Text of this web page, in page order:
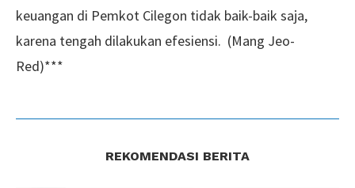
keuangan di Pemkot Cilegon tidak baik-baik saja,
karena tengah dilakukan efesiensi. (Mang Jeo-
Red)***
REKOMENDASI BERITA